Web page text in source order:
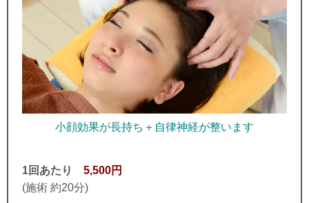
小顔効果が長持ち＋自律神経が整います
1回あたり
5,500円
(施術 約20分)